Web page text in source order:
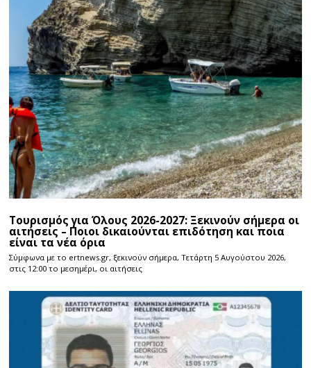
Τουρισμός για Όλους 2026-2027: Ξεκινούν σήμερα οι
αιτήσεις – Ποιοι δικαιούνται επιδότηση και ποια
είναι τα νέα όρια
Σύμφωνα με το ertnews.gr, ξεκινούν σήμερα, Τετάρτη 5 Αυγούστου 2026,
στις 12:00 το μεσημέρι, οι αιτήσεις